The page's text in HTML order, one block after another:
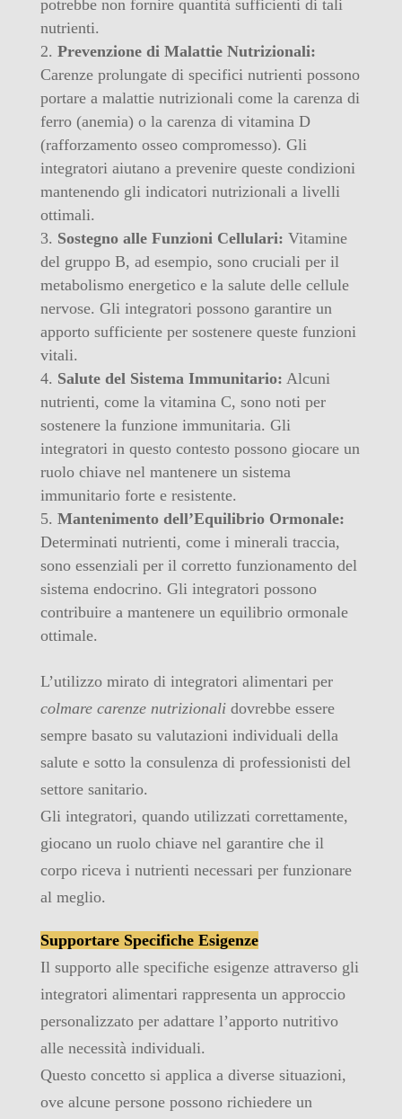
potrebbe non fornire quantità sufficienti di tali
nutrienti.
Prevenzione di Malattie Nutrizionali:
Carenze prolungate di specifici nutrienti possono
portare a malattie nutrizionali come la carenza di
ferro (anemia) o la carenza di vitamina D
(rafforzamento osseo compromesso). Gli
integratori aiutano a prevenire queste condizioni
mantenendo gli indicatori nutrizionali a livelli
ottimali.
Sostegno alle Funzioni Cellulari: Vitamine
del gruppo B, ad esempio, sono cruciali per il
metabolismo energetico e la salute delle cellule
nervose. Gli integratori possono garantire un
apporto sufficiente per sostenere queste funzioni
vitali.
Salute del Sistema Immunitario: Alcuni
nutrienti, come la vitamina C, sono noti per
sostenere la funzione immunitaria. Gli
integratori in questo contesto possono giocare un
ruolo chiave nel mantenere un sistema
immunitario forte e resistente.
Mantenimento dell’Equilibrio Ormonale:
Determinati nutrienti, come i minerali traccia,
sono essenziali per il corretto funzionamento del
sistema endocrino. Gli integratori possono
contribuire a mantenere un equilibrio ormonale
ottimale.
L’utilizzo mirato di integratori alimentari per
colmare carenze nutrizionali dovrebbe essere
sempre basato su valutazioni individuali della
salute e sotto la consulenza di professionisti del
settore sanitario.
Gli integratori, quando utilizzati correttamente,
giocano un ruolo chiave nel garantire che il
corpo riceva i nutrienti necessari per funzionare
al meglio.
Supportare Specifiche Esigenze
Il supporto alle specifiche esigenze attraverso gli
integratori alimentari rappresenta un approccio
personalizzato per adattare l’apporto nutritivo
alle necessità individuali.
Questo concetto si applica a diverse situazioni,
ove alcune persone possono richiedere un